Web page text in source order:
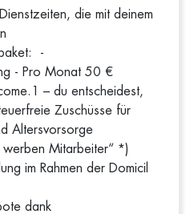
die mit deinem
-
- Pro Monat 50 €
– du entscheidest,
Zuschüsse für
Altersvorsorge
werben Mitarbeiter“ *)
im Rahmen der Domicil
dank